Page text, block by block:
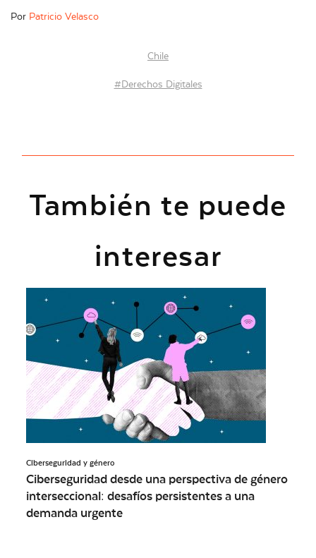
Por Patricio Velasco
Chile
Derechos Digitales
También te puede
interesar
Ciberseguridad y género
Ciberseguridad desde una perspectiva de género
interseccional: desafíos persistentes a una
demanda urgente